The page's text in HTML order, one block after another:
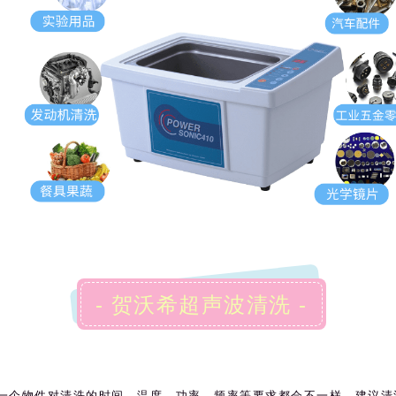
- 贺沃希超声波清洗 -